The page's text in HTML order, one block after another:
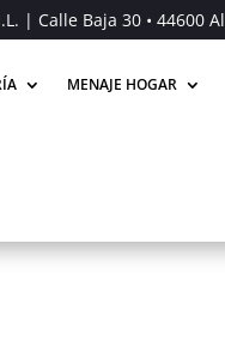
| Calle Baja 30 • 44600
MENAJE HOGAR